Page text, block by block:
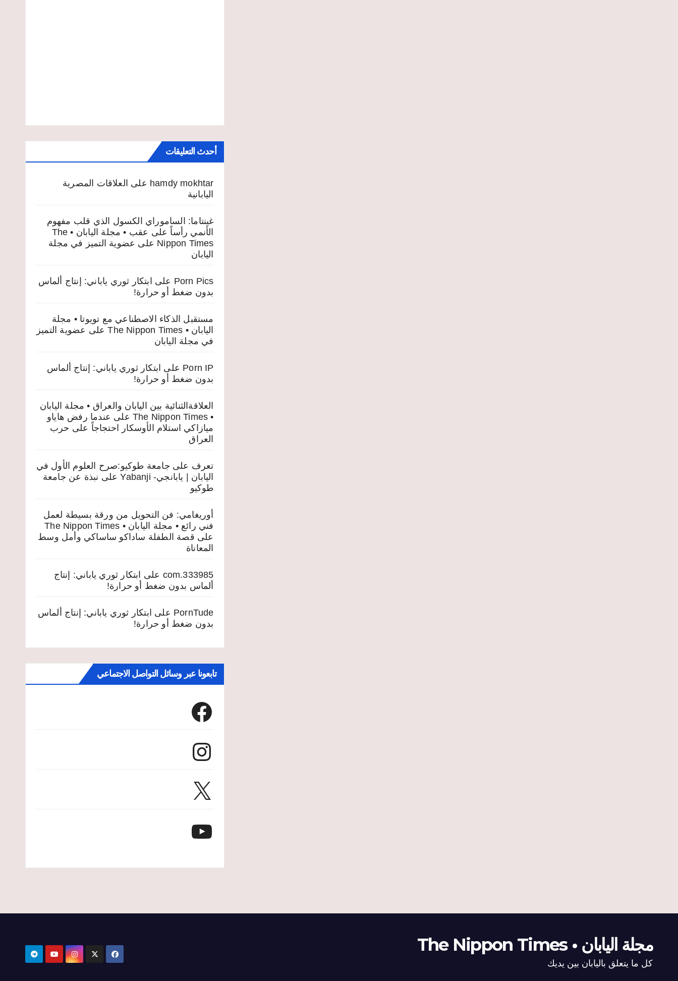
أحدث التعليقات
hamdy mokhtar على العلاقات المصرية
اليابانية
غينتاما: الساموراي الكسول الذي قلب مفهوم
الأنمي رأساً على عقب • مجلة اليابان • The
Nippon Times على عضوية التميز في مجلة
اليابان
Porn Pics على
ابتكار ثوري ياباني: إنتاج ألماس
بدون ضغط أو حرارة!
مستقبل الذكاء الاصطناعي مع تويوتا • مجلة
اليابان • The Nippon Times
على عضوية التميز
في مجلة اليابان
Porn IP على ابتكار ثوري ياباني: إنتاج ألماس
بدون ضغط أو حرارة!
العلاقةالثنائية بين اليابان والعراق • مجلة اليابان
• The Nippon Times
على عندما رفض هاياو
ميازاكي استلام الأوسكار احتجاجاً على حرب
العراق
تعرف على جامعة طوكيو:صرح العلوم الأول في
اليابان | يابانجي- Yabanji
على نبذة عن جامعة
طوكيو
أوريغامي: فن التحويل من ورقة بسيطة لعمل
فني رائع • مجلة اليابان • The Nippon Times
على قصة الطفلة ساداكو ساساكي وأمل وسط
المعاناة
333985.com على
ابتكار ثوري ياباني: إنتاج
ألماس بدون ضغط أو حرارة!
PornTude على ابتكار ثوري ياباني: إنتاج ألماس
بدون ضغط أو حرارة!
تابعونا عبر وسائل التواصل الاجتماعي
Facebook
Instagram
X
YouTube
مجلة اليابان • The Nippon Times
كل ما يتعلق باليابان بين يديك